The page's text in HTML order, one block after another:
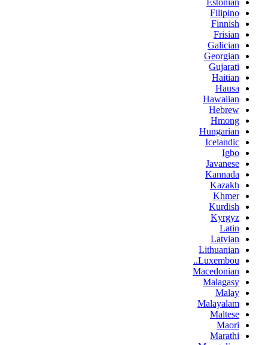
Filipino
Finnish
Frisian
Galician
Georgian
Gujarati
Haitian
Hausa
Hawaiian
Hebrew
Hmong
Hungarian
Icelandic
Igbo
Javanese
Kannada
Kazakh
Khmer
Kurdish
Kyrgyz
Latin
Latvian
Lithuanian
Luxembou..
Macedonian
Malagasy
Malay
Malayalam
Maltese
Maori
Marathi